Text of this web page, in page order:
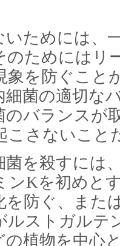
ためには、
のためにはリ
象を防ぐこと
菌の適切な
のバランスが
こさないこと
を殺すには
ンKを初めと
を防ぐ、また
ルストガルテ
植物を中心